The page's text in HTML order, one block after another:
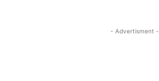
- Advertisment -